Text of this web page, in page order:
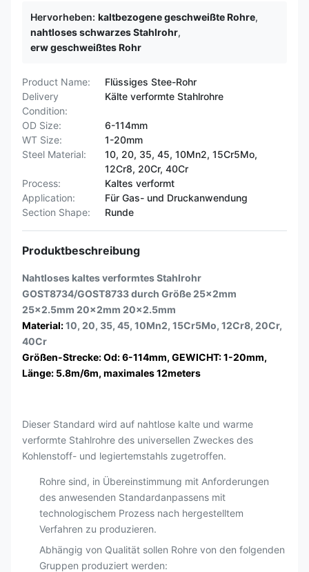
Hervorheben: kaltbezogene geschweißte Rohre,
nahtloses schwarzes Stahlrohr,
erw geschweißtes Rohr
Product Name:
Flüssiges Stee-Rohr
Delivery
Condition:
Kälte verformte Stahlrohre
OD Size:
6-114mm
WT Size:
1-20mm
Steel Material:
10, 20, 35, 45, 10Mn2, 15Cr5Mo,
12Cr8, 20Cr, 40Cr
Process:
Kaltes verformt
Application:
Für Gas- und Druckanwendung
Section Shape:
Runde
Produktbeschreibung
Nahtloses kaltes verformtes Stahlrohr
GOST8734/GOST8733 durch Größe 25x2mm
25x2.5mm 20x2mm 20x2.5mm
Material:10, 20, 35, 45, 10Mn2, 15Cr5Mo, 12Cr8, 20Cr,
40Cr
Größen-Strecke: Od: 6-114mm, GEWICHT: 1-20mm,
Länge: 5.8m/6m, maximales 12meters
Dieser Standard wird auf nahtlose kalte und warme
verformte Stahlrohre des universellen Zweckes des
Kohlenstoff- und legiertemstahls zugetroffen.
Rohre sind, in Übereinstimmung mit Anforderungen
des anwesenden Standardanpassens mit
technologischem Prozess nach hergestelltem
Verfahren zu produzieren.
Abhängig von Qualität sollen Rohre von den folgenden
Gruppen produziert werden: